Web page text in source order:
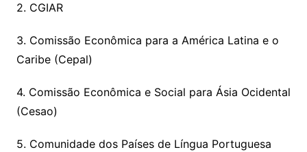
2. CGIAR
3. Comissão Econômica para a América Latina e o
Caribe (Cepal)
4. Comissão Econômica e Social para Ásia Ocidental
(Cesao)
5. Comunidade dos Países de Língua Portuguesa